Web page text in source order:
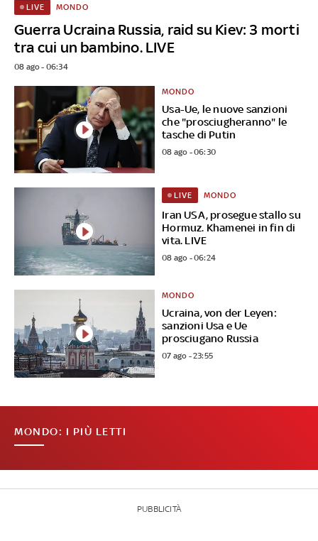
Guerra Ucraina Russia, raid su Kiev: 3 morti
tra cui un bambino. LIVE
LIVE MONDO
08 ago - 06:34
Usa-Ue, le nuove sanzioni
che "prosciugheranno" le
tasche di Putin
MONDO
08 ago - 06:30
Iran USA, prosegue stallo su
Hormuz. Khamenei in fin di
vita. LIVE
LIVE MONDO
08 ago - 06:24
Ucraina, von der Leyen:
sanzioni Usa e Ue
prosciugano Russia
MONDO
07 ago - 23:55
MONDO: I PIÙ LETTI
PUBBLICITÀ